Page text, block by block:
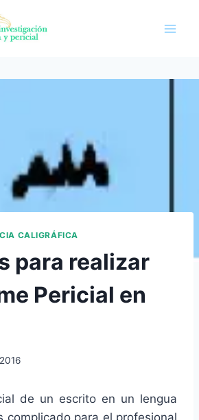
CALIGRÁFICA
para realizar
Pericial en
de un escrito en un lengua